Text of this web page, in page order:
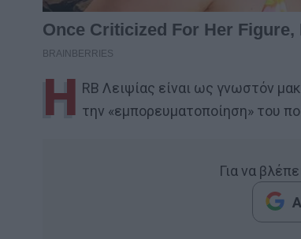
H RB Λειψίας είναι ως γνωστόν
την «εμπορευματοποίηση» του
Για να